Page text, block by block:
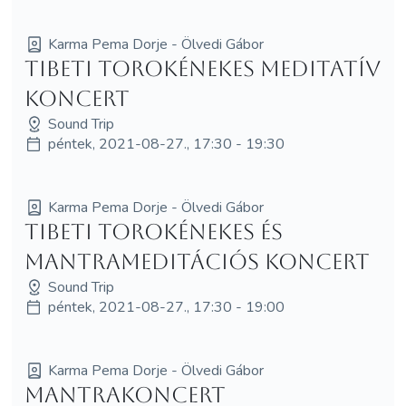
Karma Pema Dorje - Ölvedi Gábor
Tibeti torokénekes meditatív
koncert
Sound Trip
péntek, 2021-08-27., 17:30 - 19:30
Karma Pema Dorje - Ölvedi Gábor
Tibeti torokénekes és
mantrameditációs koncert
Sound Trip
péntek, 2021-08-27., 17:30 - 19:00
Karma Pema Dorje - Ölvedi Gábor
Mantrakoncert